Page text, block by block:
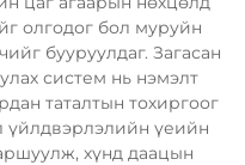
олгодог бол муруйн
бууруулдаг. Загасан
систем нь нэмэлт
таталтын тохиргоог
үйлдвэрлэлийн үеийн
хүнд даацын